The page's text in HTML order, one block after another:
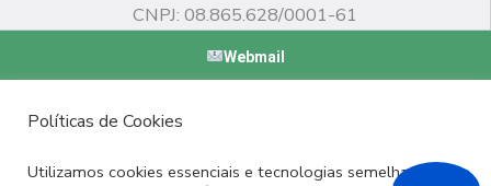
CNPJ: 08.865.628/0001-61
Webmail
Políticas de Cookies
Utilizamos cookies essenciais e tecnologias semelhantes de